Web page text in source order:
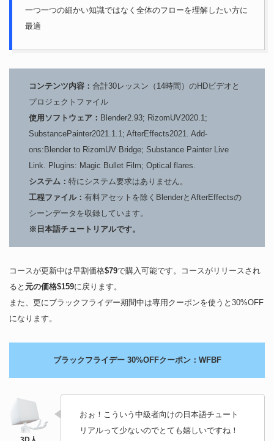
一つ一つの細かい知識ではなく全体のフローを理解したい方に
最適
コンテンツ内容： 合計30レッスン（14時間）のHDビデオと
プロジェクトファイル
使用ソフトウェア： Blender2.93; RizomUV2020.1;
SubstancePainter2021.1.1; AfterEffects2021. Add-
ons:Blender to RizomUV Bridge; Substance Painter Live
Link. Plugins: Magic Bullet Film; Optical flares.
システム： 特にシステム要求はありません。
工程ファイル： 有料アセットを除くBlenderとAfterEffectsの
シーンデータを収録しています。
※日本語チュートリアルです。
コースが更新中は早割価格$79で購入可能です。コースがリリースされ
ると 元の価格$159に戻ります。
また、更にブラックフライデー期間中は専用クーポンを使うと30%OFF
になります。
ブラックフライデー 30%OFFクーポン：WFBF
おぉ！こういう中級者向けの日本語チュート
リアルって少ないのでとても嬉しいですね！